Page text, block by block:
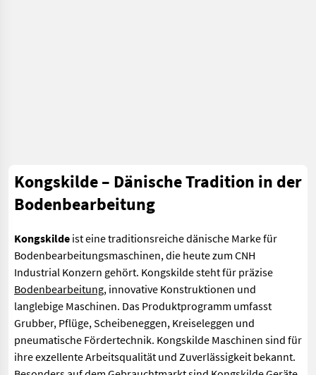
Kongskilde – Dänische Tradition in der
Bodenbearbeitung
Kongskilde ist eine traditionsreiche dänische Marke für
Bodenbearbeitungsmaschinen, die heute zum CNH
Industrial Konzern gehört. Kongskilde steht für präzise
Bodenbearbeitung, innovative Konstruktionen und
langlebige Maschinen. Das Produktprogramm umfasst
Grubber, Pflüge, Scheibeneggen, Kreiseleggen und
pneumatische Fördertechnik. Kongskilde Maschinen sind für
ihre exzellente Arbeitsqualität und Zuverlässigkeit bekannt.